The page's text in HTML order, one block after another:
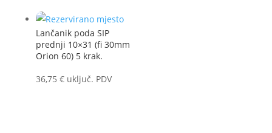
Lančanik poda SIP
prednji 10×31 (fi 30mm
Orion 60) 5 krak.
36,75 € uključ. PDV